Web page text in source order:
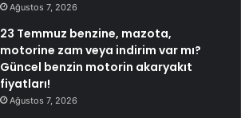
Ağustos 7, 2026
23 Temmuz benzine, mazota,
motorine zam veya indirim var mı?
Güncel benzin motorin akaryakıt
fiyatları!
Ağustos 7, 2026